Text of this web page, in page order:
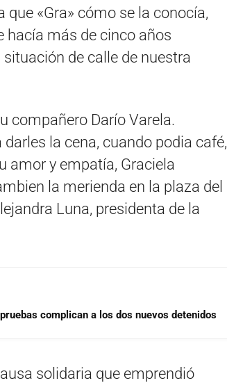
«Gra» cómo se la conocía,
hacía más de cinco años
de calle de nuestra
compañero Darío Varela.
la cena, cuando podia café,
amor y empatía, Graciela
la merienda en la plaza del
Luna, presidenta de la
complican a los dos nuevos detenidos
solidaria que emprendió